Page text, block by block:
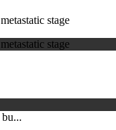
stage
stage